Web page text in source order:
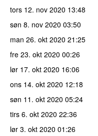
tors 12. nov 2020 13:48
søn 8. nov 2020 03:50
man 26. okt 2020 21:25
fre 23. okt 2020 00:26
lør 17. okt 2020 16:06
ons 14. okt 2020 12:18
søn 11. okt 2020 05:24
tirs 6. okt 2020 22:36
lør 3. okt 2020 01:26